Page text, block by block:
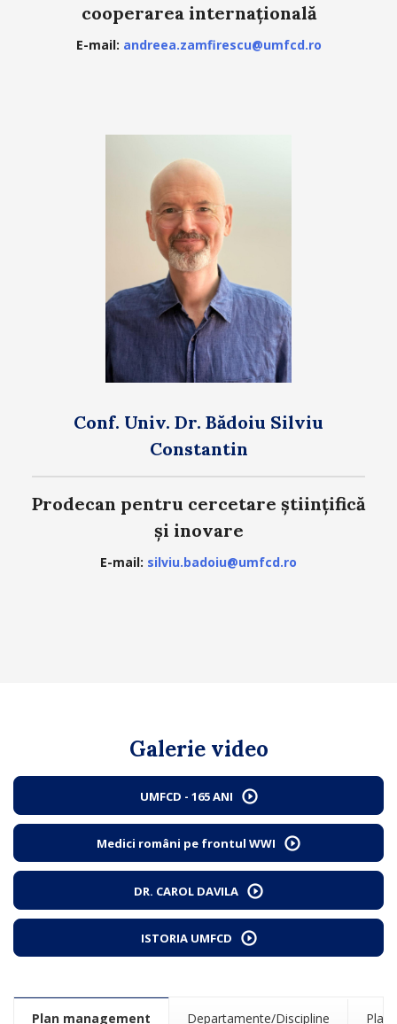
cooperarea internațională
E-mail: andreea.zamfirescu@umfcd.ro
Conf. Univ. Dr. Bădoiu Silviu
Constantin
Prodecan pentru cercetare științifică
și inovare
E-mail: silviu.badoiu@umfcd.ro
Galerie video
UMFCD - 165 ANI
Medici români pe frontul WWI
DR. CAROL DAVILA
ISTORIA UMFCD
Plan management Departamente/Discipline